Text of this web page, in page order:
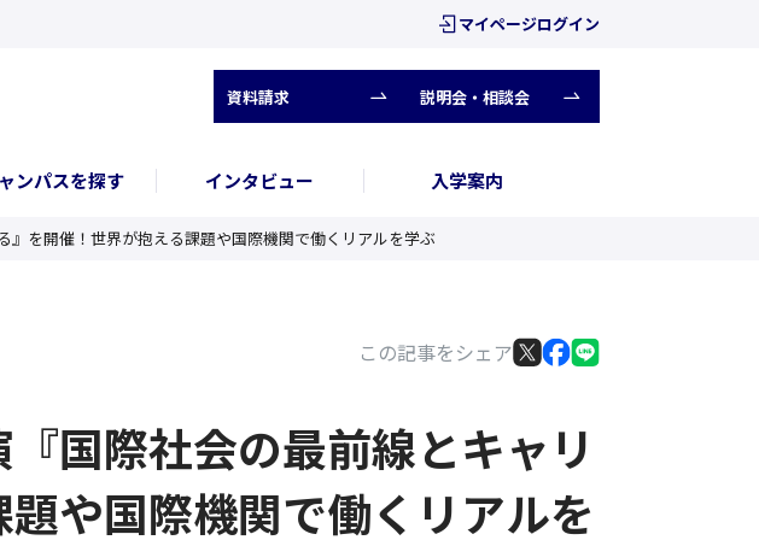
マイページログイン
資料請求 説明会・相談会
ンパスを探す インタビュー 入学案内
を開催！世界が抱える課題や国際機関で働くリアルを学ぶ
この記事をシェア
国際社会の最前線とキャリ
や国際機関で働くリアルを